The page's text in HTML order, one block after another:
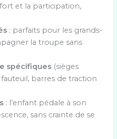
et la participation,
: parfaits pour les grands-
la troupe sans
spécifiques (sièges
barres de traction
: l’enfant pédale à son
sans crainte de se